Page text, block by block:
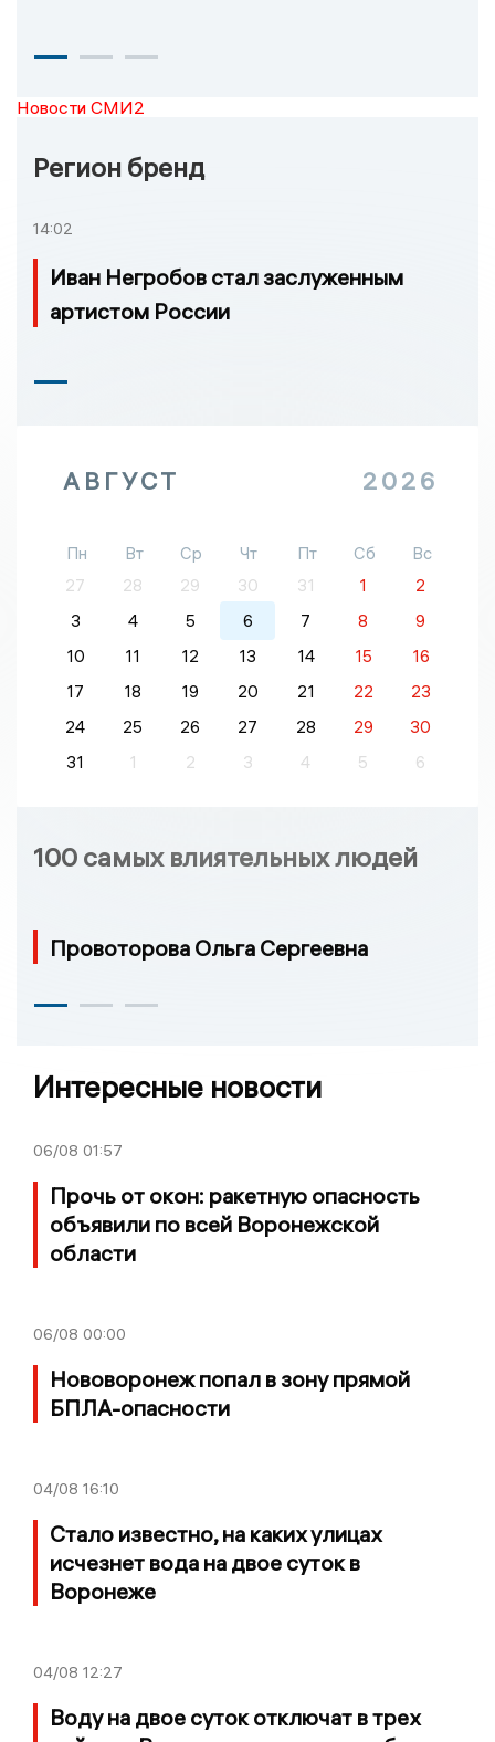
Новости СМИ2
Регион бренд
14:02
Иван Негробов стал заслуженным
артистом России
АВГУСТ 2026
Пн Вт Ср Чт Пт Сб
Вс
27
28 29 30 31 1
2
3
4 5 6 7 8
9
10
11 12 13 14 15
16
17
18 19 20 21 22
23
24
25 26 27 28 29
30
31
1 2 3 4 5 6
100 самых влиятельных людей
Провоторова Ольга Сергеевна
Интересные новости
06/08 01:57
Прочь от окон: ракетную опасность
объявили по всей Воронежской
области
06/08 00:00
Нововоронеж попал в зону прямой
БПЛА-опасности
04/08 16:10
Стало известно, на каких улицах
исчезнет вода на двое суток в
Воронеже
04/08 12:27
Воду на двое суток отключат в трех